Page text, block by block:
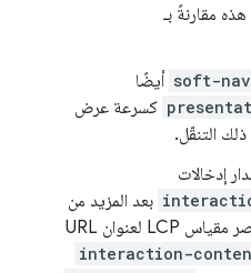
مقارنةً بـ
soft- أيضًا
كسرعة عرض
إدخالات
بعد المزيد من
التفاعلات، ولكن يجب أن يقتصر مقياس LCP لعنوان URL
interaction-